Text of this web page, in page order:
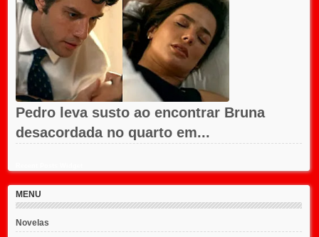
Pedro leva susto ao encontrar Bruna
desacordada no quarto em...
MENU
Novelas